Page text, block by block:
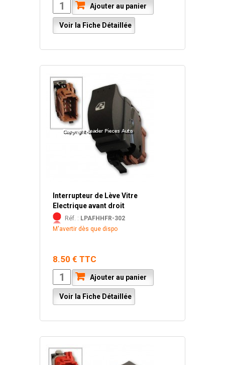
Ajouter au panier
Voir la Fiche Détaillée
Interrupteur de Lève Vitre
Electrique avant droit
Réf. : LPAFHHFR-302
M'avertir dès que dispo
8.50 € TTC
Ajouter au panier
Voir la Fiche Détaillée